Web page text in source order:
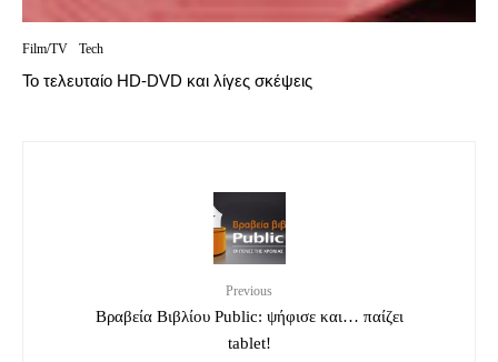
Film/TV Tech
Το τελευταίο HD-DVD και λίγες σκέψεις
Previous
Βραβεία Βιβλίου Public: ψήφισε και… παίζει
tablet!